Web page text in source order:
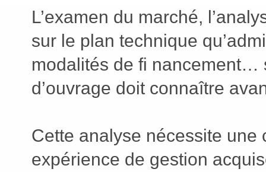
L’examen du marché,
sur le plan technique
modalités de fi nancement…
d’ouvrage doit connaître
Cette analyse nécessite une
expérience de gestion